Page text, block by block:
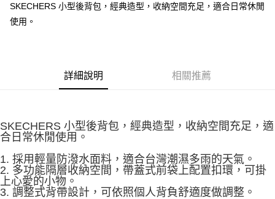
4.訂單成立30分鐘內，如未前往確認交易或遇審核未通過，訂單將自動取
消。如遇「轉專審核」未通過狀況，表示未達大哥付你分期系統評分，恕無
法說明評估內容。
2.透過簡訊連結打開帳單後，可選擇「超商條碼／台灣大直營門市／銀行轉
帳／街口支付／iPASS MONEY」等通路繳費。
用戶於交易時，得透過本服務購買商品或服務，並由商店將買賣／分期付款
買賣價金債權讓與本公司後，依約使用本公司帳單繳交帳款。
資料（包含姓名、電話或地址）提供予台灣大哥大進項蒐集、處理及利用，
由本公司與您本人進行分期帳單所需資料之確認、核對及更正。
3.完整用戶服務條款，請詳閱以下連結：
SKECHERS 小型後背包，經典造型，收納空間充足，適合日常休閒
使用。
詳細說明 相關推薦
SKECHERS 小型後背包，經典造型，收納空間充足，適
合日常休閒使用。
1. 採用輕量防潑水面料，適合台灣潮濕多雨的天氣。
2. 多功能隔層收納空間，帶蓋式前袋上配置扣環，可掛
上心愛的小物。
3. 調整式背帶設計，可依照個人背負舒適度做調整。